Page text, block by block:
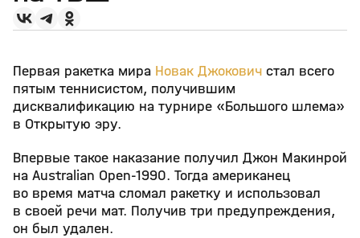
Первая ракетка мира Новак Джокович стал всего
пятым теннисистом, получившим
дисквалификацию на турнире «Большого шлема»
в Открытую эру.
Впервые такое наказание получил Джон Макинрой
на Australian Open-1990. Тогда американец
во время матча сломал ракетку и использовал
в своей речи мат. Получив три предупреждения,
он был удален.